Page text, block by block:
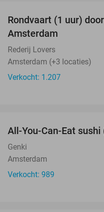
Rondvaart (1 uur)
Amsterdam
Rederij Lovers
Amsterdam (+3 locaties)
Verkocht: 1.207
All-You-Can-Eat
Genki
Amsterdam
Verkocht: 989